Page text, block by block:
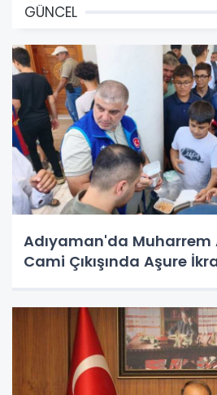
GÜNCEL
Adıyaman'da Muharrem
Cami Çıkışında Aşure